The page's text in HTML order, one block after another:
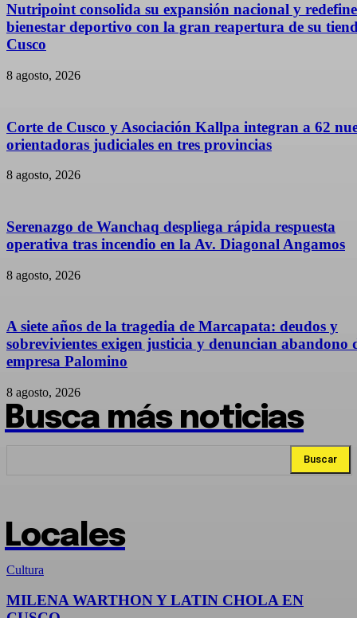
Nutripoint consolida su expansión nacional y
bienestar deportivo con la gran reapertura de su
Cusco
8 agosto, 2026
Corte de Cusco y Asociación Kallpa integran a 62
orientadoras judiciales en tres provincias
8 agosto, 2026
Serenazgo de Wanchaq despliega rápida respuesta
operativa tras incendio en la Av. Diagonal Angamos
8 agosto, 2026
A siete años de la tragedia de Marcapata: deudos y
sobrevivientes exigen justicia y denuncian abandono
empresa Palomino
8 agosto, 2026
Busca más noticias
Buscar
Locales
Cultura
MILENA WARTHON Y LATIN CHOLA EN